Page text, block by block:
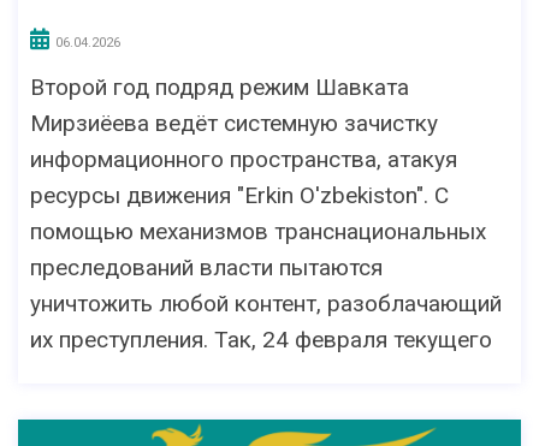
06.04.2026
Второй год подряд режим Шавката
Мирзиёева ведёт системную зачистку
информационного пространства, атакуя
ресурсы движения "Erkin O'zbekiston". С
помощью механизмов транснациональных
преследований власти пытаются
уничтожить любой контент, разоблачающий
их преступления. Так, 24 февраля текущего